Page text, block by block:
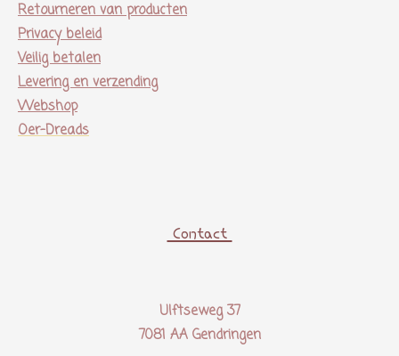
Retourneren van producten
Privacy beleid
Veilig betalen
Levering en verzending
Webshop
Oer-Dreads
Contact
Ulftseweg 37
7081 AA Gendringen